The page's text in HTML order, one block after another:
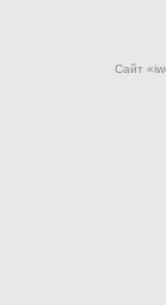
Сайт